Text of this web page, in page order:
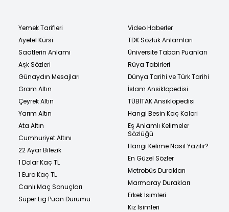
Yemek Tarifleri
Ayetel Kürsi
Saatlerin Anlamı
Aşk Sözleri
Günaydın Mesajları
Gram Altın
Çeyrek Altın
Yarım Altın
Ata Altın
Cumhuriyet Altını
22 Ayar Bilezik
1 Dolar Kaç TL
1 Euro Kaç TL
Canlı Maç Sonuçları
Süper Lig Puan Durumu
Video Haberler
TDK Sözlük Anlamları
Üniversite Taban Puanları
Rüya Tabirleri
Dünya Tarihi ve Türk Tarihi
İslam Ansiklopedisi
TÜBİTAK Ansiklopedisi
Hangi Besin Kaç Kalori
Eş Anlamlı Kelimeler
Sözlüğü
Hangi Kelime Nasıl Yazılır?
En Güzel Sözler
Metrobüs Durakları
Marmaray Durakları
Erkek İsimleri
Kız İsimleri